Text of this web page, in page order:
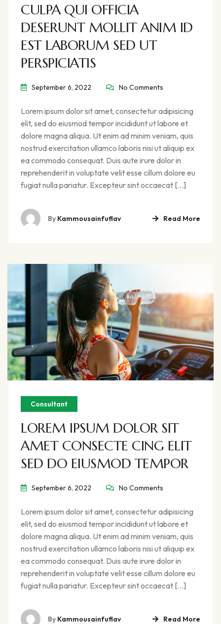
CULPA QUI OFFICIA
DESERUNT MOLLIT ANIM ID
EST LABORUM SED UT
PERSPICIATIS
September 6, 2022 No Comments
Lorem ipsum dolor sit amet, consectetur adipisicing
elit, sed do eiusmod tempor incididunt ut labore et
dolore magna aliqua. Ut enim ad minim veniam, quis
nostrud exercitation ullamco laboris nisi ut aliquip ex
ea commodo consequat. Duis aute irure dolor in
reprehenderit in voluptate velit esse cillum dolore eu
fugiat nulla pariatur. Excepteur sint occaecat […]
By Kammousainfuflav Read More
Consultant
LOREM IPSUM DOLOR SIT
AMET CONSECTE CING ELIT
SED DO EIUSMOD TEMPOR
September 6, 2022 No Comments
Lorem ipsum dolor sit amet, consectetur adipisicing
elit, sed do eiusmod tempor incididunt ut labore et
dolore magna aliqua. Ut enim ad minim veniam, quis
nostrud exercitation ullamco laboris nisi ut aliquip ex
ea commodo consequat. Duis aute irure dolor in
reprehenderit in voluptate velit esse cillum dolore eu
fugiat nulla pariatur. Excepteur sint occaecat […]
By Kammousainfuflav Read More